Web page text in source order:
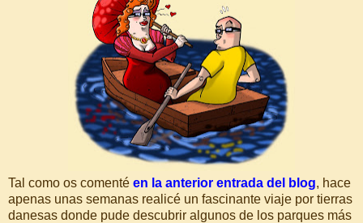
Tal como os comenté en la anterior entrada del blog, hace
apenas unas semanas realicé un fascinante viaje por tierras
danesas donde pude descubrir algunos de los parques más